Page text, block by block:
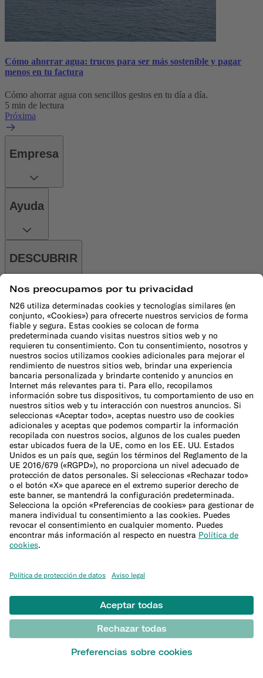
Cómo ahorrar agua: trucos para ser más sostenible y pagar
menos en tu factura
Cómo ahorrar agua con sencillos gestos en tu día a día.
5 min de lectura
Próxima
Empresa
Ayuda
DESCUBRIR
HERRAMIENTAS FINANCIERAS
Más
Empresa
¿Qué es N26?
Equipo directivo